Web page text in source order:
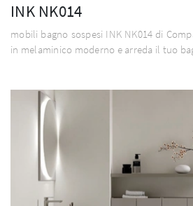
INK NK014
mobili bagno sospesi INK NK014 di
in melaminico moderno e arreda il tuo